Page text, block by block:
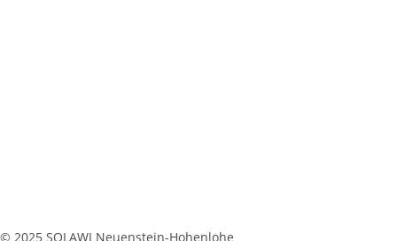
© 2025 SOLAWI Neuenstein-Hohenlohe